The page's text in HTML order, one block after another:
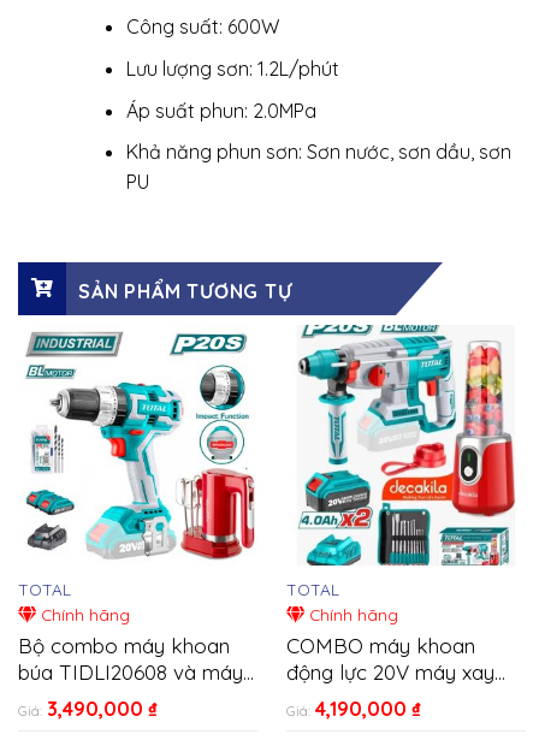
Công suất: 600W
Lưu lượng sơn: 1.2L/phút
Áp suất phun: 2.0MPa
Khả năng phun sơn: Sơn nước, sơn dầu, sơn
PU
SẢN PHẨM TƯƠNG TỰ
TOTAL
Chính hãng
Bộ combo máy khoan
búa TIDLI20608 và máy
trộn KMMX006R 20V
Total TOSLI23062
Giá: 3,490,000 ₫
TOTAL
Chính hãng
COMBO máy khoan
động lực 20V máy xay
sinh tố dùng pin
TOSLI23061
Giá: 4,190,000 ₫